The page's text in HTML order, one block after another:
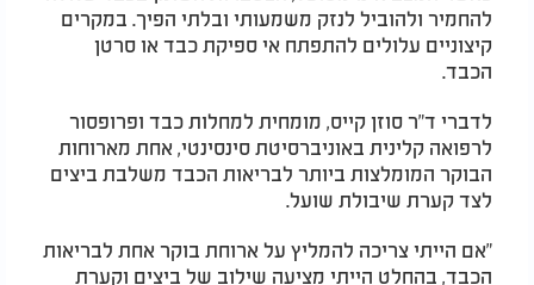
להחמיר ולהוביל לנזק משמעותי ובלתי הפיך. במקרים
קיצוניים עלולים להתפתח אי ספיקת כבד או סרטן
הכבד.
לדברי ד"ר סוזן קייס, מומחית למחלות כבד ופרופסור
לרפואה קלינית באוניברסיטת סינסינטי, אחת מארוחות
הבוקר המומלצות ביותר לבריאות הכבד משלבת ביצים
לצד קערת שיבולת שועל.
"אם הייתי צריכה להמליץ על ארוחת בוקר אחת לבריאות
הכבד, בהחלט הייתי מציעה שילוב של ביצים וקערת